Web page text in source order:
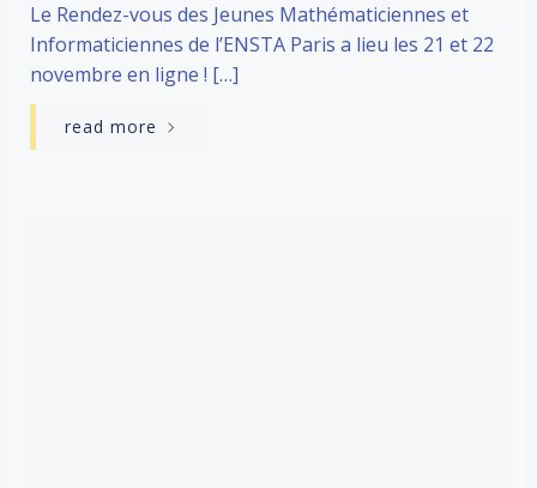
Le Rendez-vous des Jeunes Mathématiciennes et
Informaticiennes de l’ENSTA Paris a lieu les 21 et 22
novembre en ligne ! […]
read more